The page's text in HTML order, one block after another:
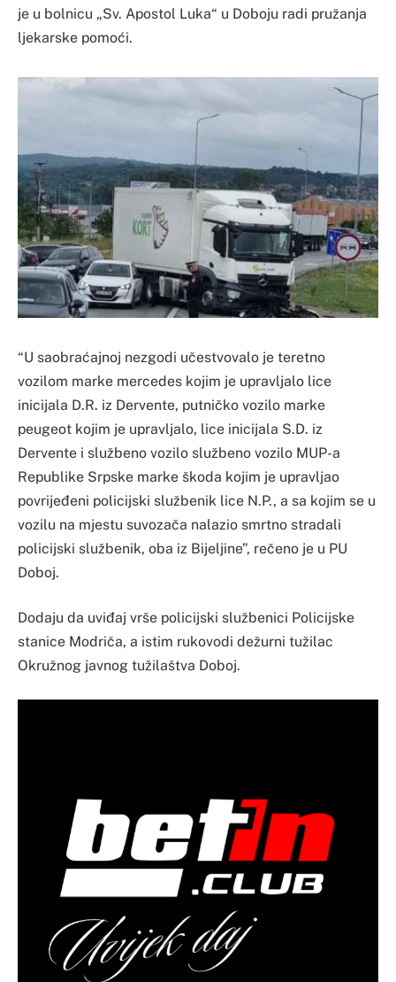
je u bolnicu „Sv. Apostol Luka“ u Doboju radi pružanja
ljekarske pomoći.
“U saobraćajnoj nezgodi učestvovalo je teretno
vozilom marke mercedes kojim je upravljalo lice
inicijala D.R. iz Dervente, putničko vozilo marke
peugeot kojim je upravljalo, lice inicijala S.D. iz
Dervente i službeno vozilo službeno vozilo MUP-a
Republike Srpske marke škoda kojim je upravljao
povrijeđeni policijski službenik lice N.P., a sa kojim se u
vozilu na mjestu suvozača nalazio smrtno stradali
policijski službenik, oba iz Bijeljine”, rečeno je u PU
Doboj.
Dodaju da uviđaj vrše policijski službenici Policijske
stanice Modriča, a istim rukovodi dežurni tužilac
Okružnog javnog tužilaštva Doboj.